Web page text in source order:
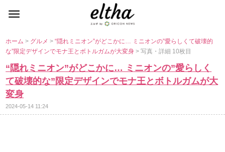
ホーム> グルメ>“隠れミニオン”がどこかに… ミニオンの”愛らしくて破壊的
な”限定デザインでモナ王とボトルガムが大変身> 写真・詳細 10枚目
“隠れミニオン”がどこかに… ミニオンの”愛らしく
て破壊的な”限定デザインでモナ王とボトルガムが大
変身
2024-05-14 11:24